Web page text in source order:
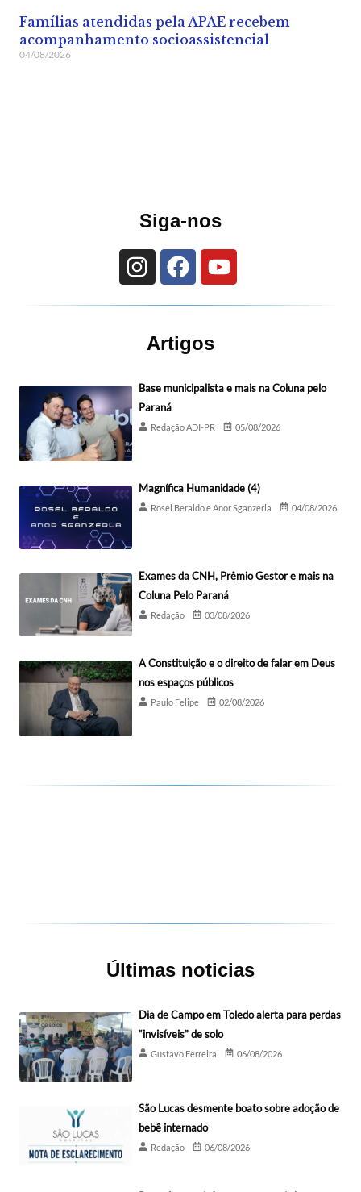
Famílias atendidas pela APAE recebem
acompanhamento socioassistencial
04/08/2026
Siga-nos
Artigos
Base municipalista e mais na Coluna pelo
Paraná
Redação ADI-PR 05/08/2026
Magnífica Humanidade (4)
Rosel Beraldo e Anor Sganzerla 04/08/2026
Exames da CNH, Prêmio Gestor e mais na
Coluna Pelo Paraná
Redação 03/08/2026
A Constituição e o direito de falar em Deus
nos espaços públicos
Paulo Felipe 02/08/2026
Últimas noticias
Dia de Campo em Toledo alerta para perdas
“invisíveis” de solo
Gustavo Ferreira 06/08/2026
São Lucas desmente boato sobre adoção de
bebê internado
Redação 06/08/2026